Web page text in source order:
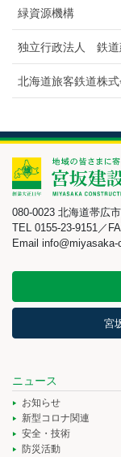
緑資源機構
独立行政法人 鉄道
北海道旅客鉄道株
080-0023 北海道帯広
TEL 0155-23-9151／
Email
宮
ニュース
お知らせ
新型コロナ関連
安全・技術
防災活動